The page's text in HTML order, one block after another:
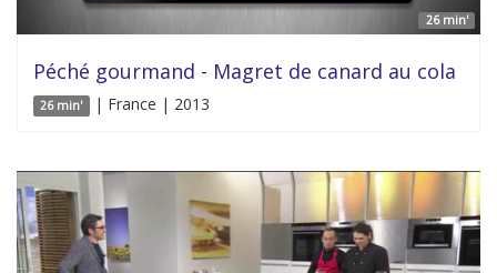
26 min'
Péché gourmand - Magret de canard au cola
26 min' | France | 2013